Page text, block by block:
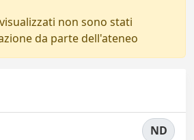
non sono stati
da parte dell'ateneo
ND